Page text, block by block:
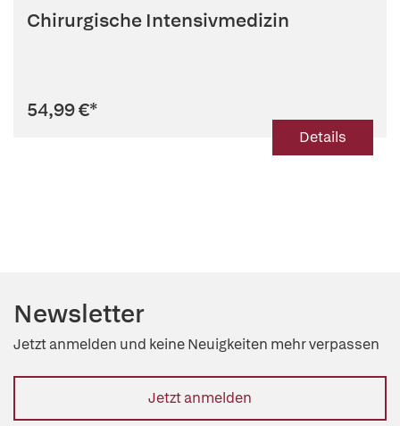
Chirurgische Intensivmedizin
54,99 €*
Details
Newsletter
Jetzt anmelden und keine Neuigkeiten mehr verpassen
Jetzt anmelden